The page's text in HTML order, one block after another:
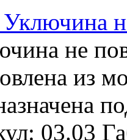
не
из
03.03